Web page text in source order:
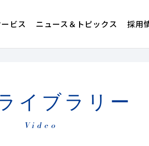
ビス ニュース＆トピックス 採用
イブラリー
Video